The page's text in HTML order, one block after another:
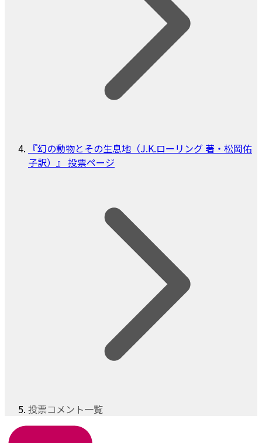
『幻の動物とその生息地（J.K.ローリング 著・松岡佑
子訳）』 投票ページ
投票コメント一覧